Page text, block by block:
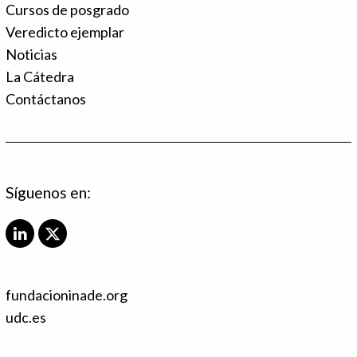
Cursos de posgrado
Veredicto ejemplar
Noticias
La Cátedra
Contáctanos
Síguenos en:
L
e
d
X
t
fundacioninade.org
udc.es